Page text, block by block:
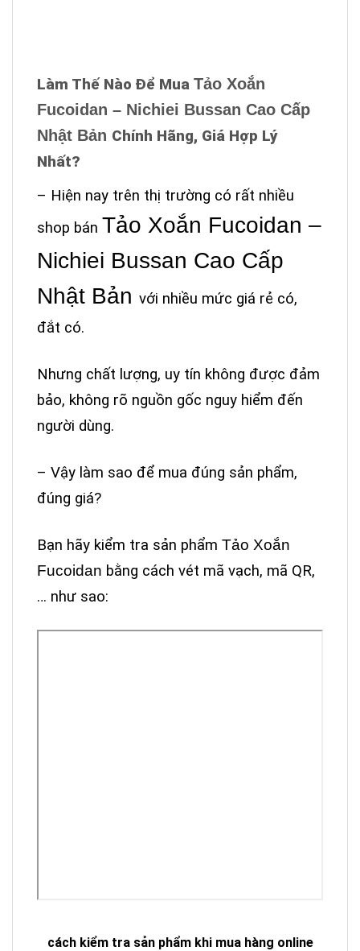
Làm Thế Nào Để Mua Tảo Xoắn
Fucoidan – Nichiei Bussan Cao Cấp
Nhật Bản Chính Hãng, Giá Hợp Lý
Nhất?
– Hiện nay trên thị trường có rất nhiều
shop bán Tảo Xoắn Fucoidan –
Nichiei Bussan Cao Cấp
Nhật Bản với nhiều mức giá rẻ có,
đắt có.
Nhưng chất lượng, uy tín không được đảm
bảo, không rõ nguồn gốc nguy hiểm đến
người dùng.
– Vậy làm sao để mua đúng sản phẩm,
đúng giá?
Bạn hãy kiểm tra sản phẩm Tảo Xoắn
Fucoidan bằng cách vét mã vạch, mã QR,
… như sao:
cách kiểm tra sản phẩm khi mua hàng online